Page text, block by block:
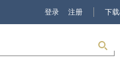
登录 注册 下载